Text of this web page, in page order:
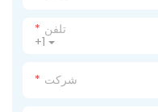
+1
تلفن
شرکت